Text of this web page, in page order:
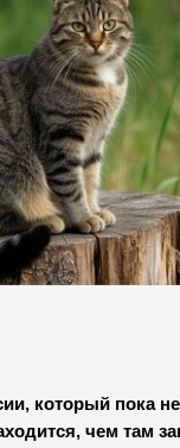
который пока
чем там